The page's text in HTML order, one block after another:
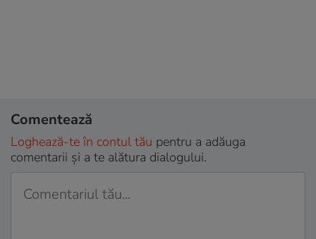
Comentează
Loghează-te în contul tău pentru a adăuga
comentarii și a te alătura dialogului.